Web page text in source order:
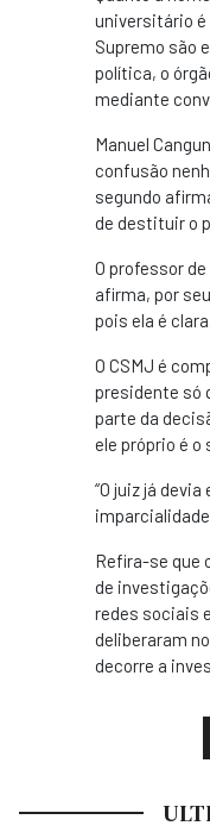
universitário é
Supremo são
política, o
mediante
Manuel
confusão
segundo
de destituir o
O professor
afirma, por
pois ela é clara.
O CSMJ é
presidente só
parte da
ele próprio é o
“O juiz já
Refira-se que
de
redes sociais
deliberaram
decorre a